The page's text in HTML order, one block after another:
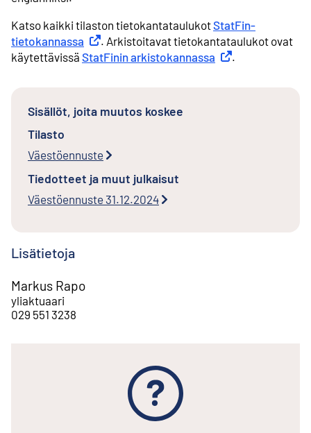
Katso kaikki tilaston tietokantataulukotStatFin-
tietokannassa Ulkoinen linkki
. Arkistoitavat tietokantataulukot ovat
käytettävissä StatFinin arkistokannassa Ulkoinen linkki
.
Sisällöt, joita muutos koskee
Tilasto
Väestöennuste
Tiedotteet ja muut julkaisut
Väestöennuste 31.12.2024
Lisätietoja
Markus Rapo
yliaktuaari
029 551 3238